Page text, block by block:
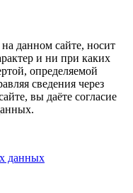
данном сайте, носит
и ни при каких
определяемой
сведения через
вы даёте согласие
данных